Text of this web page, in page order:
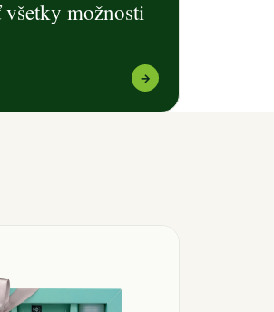
možnosti
→